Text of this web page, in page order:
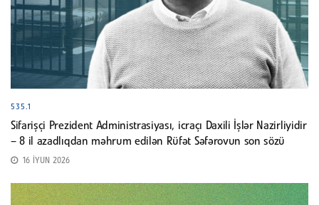
535.1
Sifarişçi Prezident Administrasiyası, icraçı Daxili İşlər Nazirliyidir
– 8 il azadlıqdan məhrum edilən Rüfət Səfərovun son sözü
16 İYUN 2026